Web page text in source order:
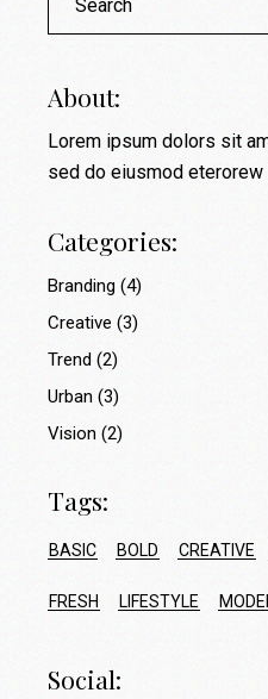
About:
Lorem ipsum dolors sit
sed do eiusmod eterorew
Categories:
Branding (4)
Creative (3)
Trend (2)
Urban (3)
Vision (2)
Tags:
BASIC BOLD CREATIVE
FRESH LIFESTYLE
Social: